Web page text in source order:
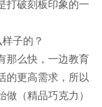
打破刻板印象的一
子的？
那么快，一边教育
的更高需求，所以
（精品巧克力）